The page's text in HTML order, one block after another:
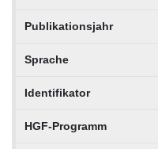
Publikationsjahr
Sprache
Identifikator
HGF-Programm